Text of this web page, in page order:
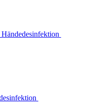
Händedesinfektion